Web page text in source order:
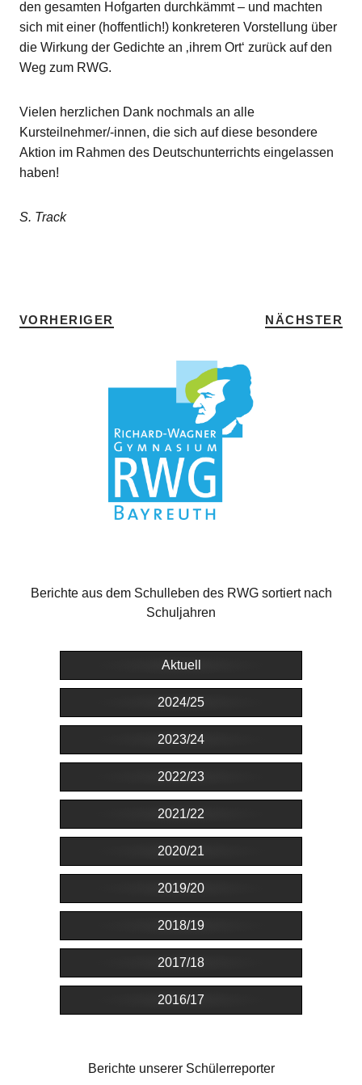
den gesamten Hofgarten durchkämmt – und machten
sich mit einer (hoffentlich!) konkreteren Vorstellung über
die Wirkung der Gedichte an ‚ihrem Ort‘ zurück auf den
Weg zum RWG.
Vielen herzlichen Dank nochmals an alle
Kursteilnehmer/-innen, die sich auf diese besondere
Aktion im Rahmen des Deutschunterrichts eingelassen
haben!
S. Track
VORHERIGER NÄCHSTER
Berichte aus dem Schulleben des RWG sortiert nach
Schuljahren
Aktuell
2024/25
2023/24
2022/23
2021/22
2020/21
2019/20
2018/19
2017/18
2016/17
Berichte unserer Schülerreporter